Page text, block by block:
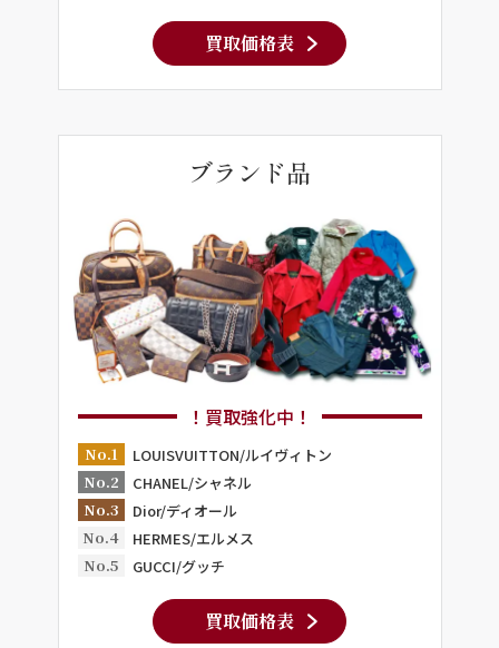
買取価格表
ブランド品
！買取強化中！
No.1
LOUISVUITTON/ルイヴィトン
No.2
CHANEL/シャネル
No.3
Dior/ディオール
No.4
HERMES/エルメス
No.5
GUCCI/グッチ
買取価格表